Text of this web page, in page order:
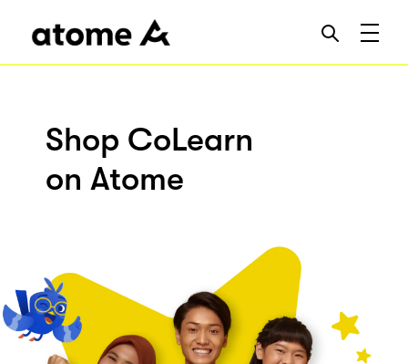
Shop CoLearn
on Atome